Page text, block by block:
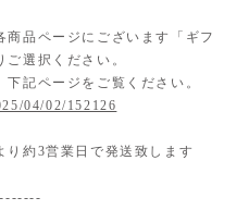
商品ページにございます「ギフ
選択ください。
記ページをご覧ください。
04/02/152126
り約3営業日で発送致します